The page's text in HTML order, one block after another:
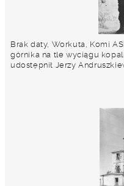
Brak daty, Workuta, Komi
górnika na tle wyciągu
udostępnił Jerzy